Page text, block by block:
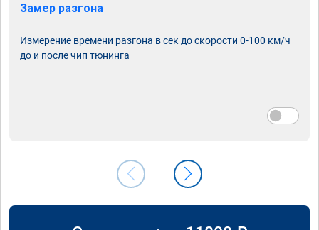
Замер разгона
Измерение времени разгона в сек до скорости 0-100 км/ч
до и после чип тюнинга